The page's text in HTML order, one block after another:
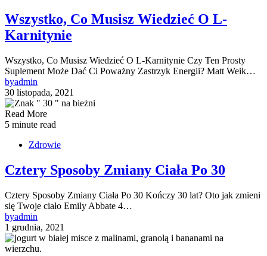
Wszystko, Co Musisz Wiedzieć O L-
Karnitynie
Wszystko, Co Musisz Wiedzieć O L-Karnitynie Czy Ten Prosty
Suplement Może Dać Ci Poważny Zastrzyk Energii? Matt Weik…
byadmin
30 listopada, 2021
Read More
5 minute read
Zdrowie
Cztery Sposoby Zmiany Ciała Po 30
Cztery Sposoby Zmiany Ciała Po 30 Kończy 30 lat? Oto jak zmieni
się Twoje ciało Emily Abbate 4…
byadmin
1 grudnia, 2021